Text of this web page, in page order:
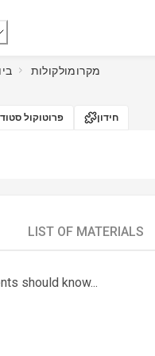
מקרומולקולות
פרוטוקול חידון
LIST OF MATERIALS
should know...